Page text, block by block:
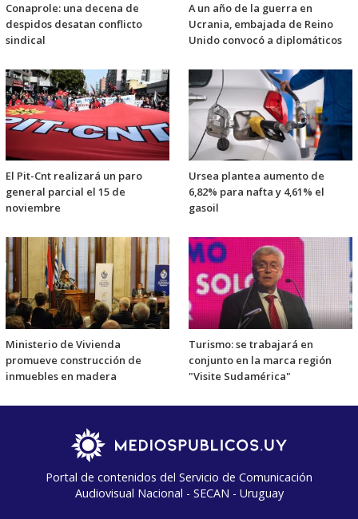
Conaprole: una decena de
despidos desatan conflicto
sindical
A un año de la guerra en
Ucrania, embajada de Reino
Unido convocó a diplomáticos
El Pit-Cnt realizará un paro
general parcial el 15 de
noviembre
Ursea plantea aumento de
6,82% para nafta y 4,61% el
gasoil
Ministerio de Vivienda
promueve construcción de
inmuebles en madera
Turismo: se trabajará en
conjunto en la marca región
"Visite Sudamérica"
Portal de contenidos del Servicio de Comunicación
Audiovisual Nacional - SECAN - Uruguay